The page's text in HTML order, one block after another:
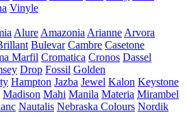
Vinyle
Alure Amazonia Arianne Arvora
Bulevar Cambre Casetone
Marfil Cromatica Cronos Dassel
Drop Fossil Golden
Hampton Jazba Jewel Kalon Keystone
Madison Mahi Manila Materia Mirambel
Nautalis Nebraska Colours Nordik